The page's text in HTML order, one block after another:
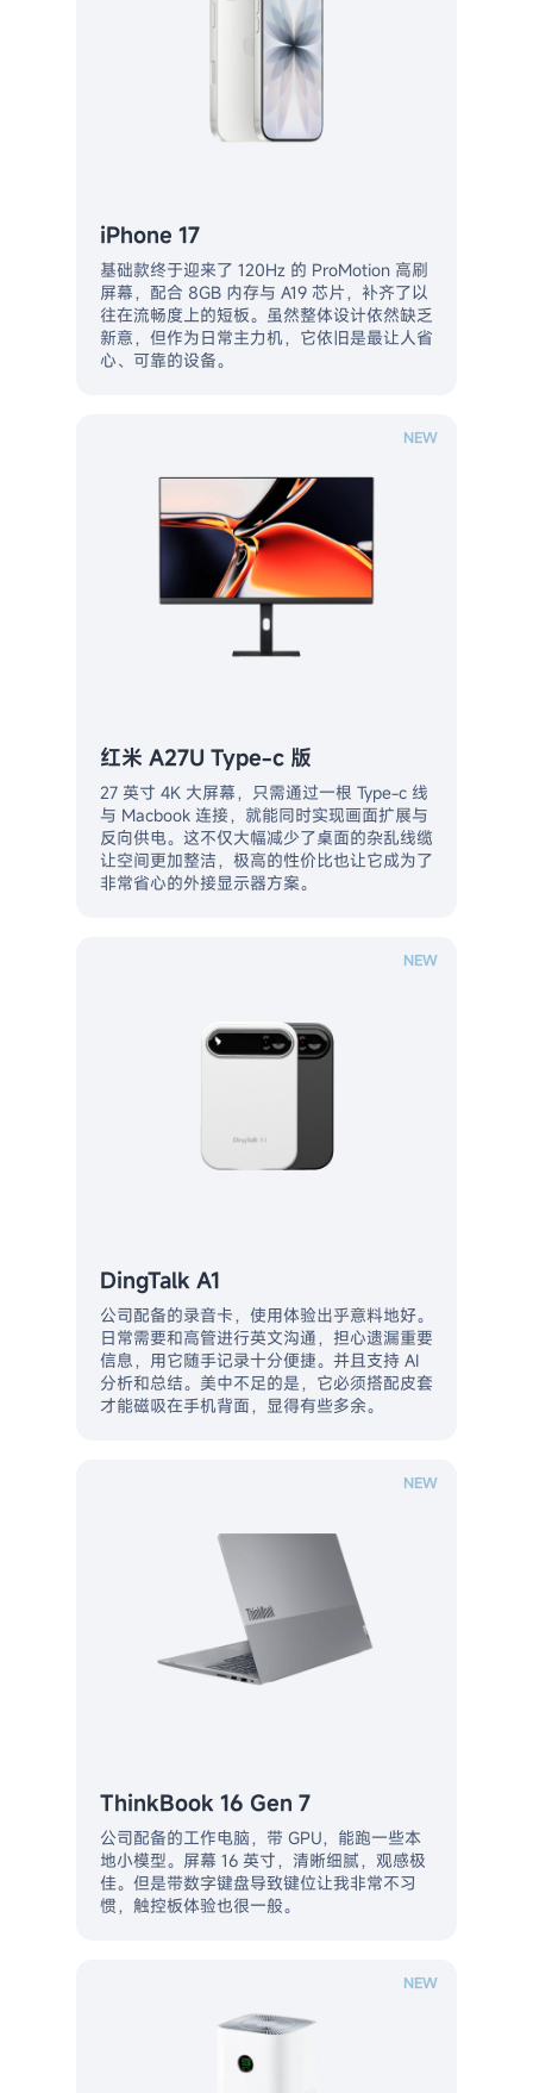
iPhone 17
基础款终于迎来了 120Hz 的 ProMotion 高刷
屏幕，配合 8GB 内存与 A19 芯片，补齐了以
往在流畅度上的短板。虽然整体设计依然缺乏
新意，但作为日常主力机，它依旧是最让人省
心、可靠的设备。
NEW
红米 A27U Type-c 版
27 英寸 4K 大屏幕，只需通过一根 Type-c 线
与 Macbook 连接，就能同时实现画面扩展与
反向供电。这不仅大幅减少了桌面的杂乱线缆
让空间更加整洁，极高的性价比也让它成为了
非常省心的外接显示器方案。
NEW
DingTalk A1
公司配备的录音卡，使用体验出乎意料地好。
日常需要和高管进行英文沟通，担心遗漏重要
信息，用它随手记录十分便捷。并且支持 AI
分析和总结。美中不足的是，它必须搭配皮套
才能磁吸在手机背面，显得有些多余。
NEW
ThinkBook 16 Gen 7
公司配备的工作电脑，带 GPU，能跑一些本
地小模型。屏幕 16 英寸，清晰细腻，观感极
佳。但是带数字键盘导致键位让我非常不习
惯，触控板体验也很一般。
NEW